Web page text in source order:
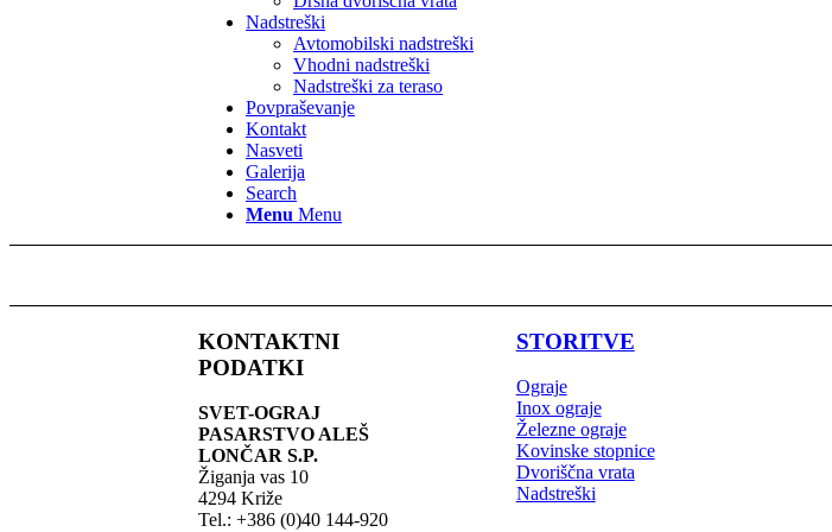
Nadstreški
Avtomobilski nadstreški
Vhodni nadstreški
Nadstreški za teraso
Povpraševanje
Kontakt
Nasveti
Galerija
Search
Menu Menu
KONTAKTNI
PODATKI
SVET-OGRAJ
PASARSTVO ALEŠ
LONČAR S.P.
Žiganja vas 10
4294 Križe
Tel.: +386 (0)40 144-920
STORITVE
Ograje
Inox ograje
Železne ograje
Kovinske stopnice
Dvoriščna vrata
Nadstreški